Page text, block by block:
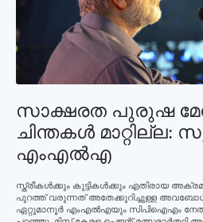
സാക്ഷരത പുരുഷ
ചിന്തകള്‍
എംഎല്‍എ
സ്ത്രീകള്‍ക്കും കുട്ടികള്‍ക്കും എതിരായ
പുറത്ത് വരുന്നത് അതേക്കുറിച്ചുള്ള
ഏറ്റുമാനൂര്‍ എംഎല്‍എയും സിപിഐഎം